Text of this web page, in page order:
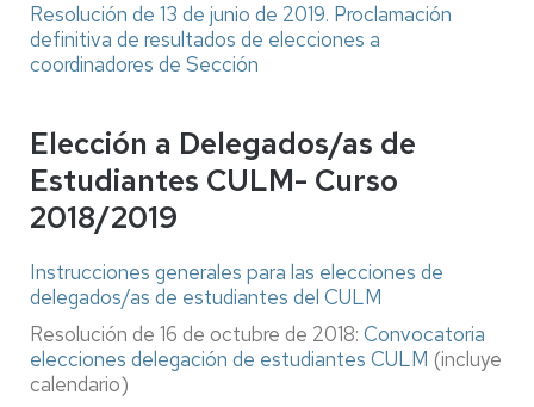
Resolución de 13 de junio de 2019. Proclamación
definitiva de resultados de elecciones a
coordinadores de Sección
Elección a Delegados/as de
Estudiantes CULM- Curso
2018/2019
Instrucciones generales para las elecciones de
delegados/as de estudiantes del CULM
Resolución de 16 de octubre de 2018: Convocatoria
elecciones delegación de estudiantes CULM (incluye
calendario)